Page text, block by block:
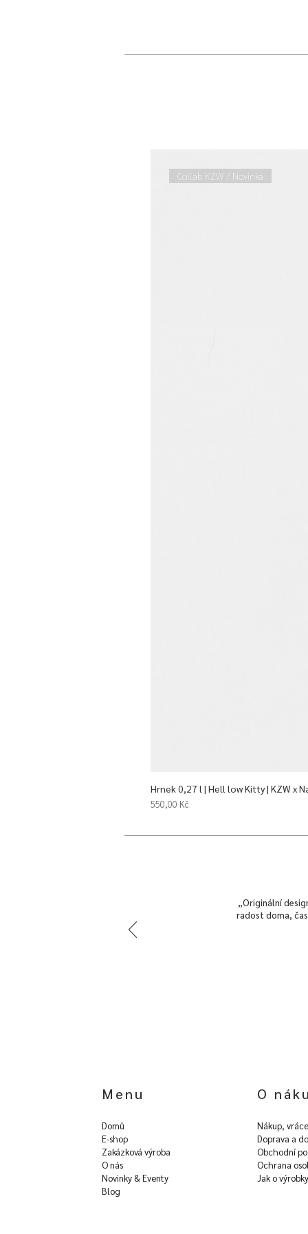
Collab KZW / Novinka
Hrnek 0,27 l | Hell low Kitty | KZW x
Cena
550,00 Kč
„Originální
radost doma,
Menu
Domů
E-shop
Zakázková výroba
O nás
Novinky & Eventy
Blog
O
Nákup,
Doprava a
Obchodní
Ochrana
Jak o